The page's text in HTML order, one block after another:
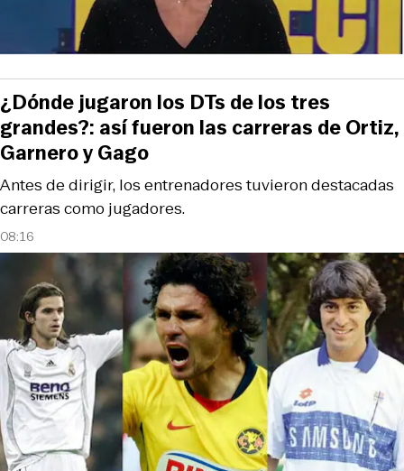
08:16
Antes de dirigir, los entrenadores tuvieron destacadas
carreras como jugadores.
¿Dónde jugaron los DTs de los tres
grandes?: así fueron las carreras de Ortiz,
Garnero y Gago